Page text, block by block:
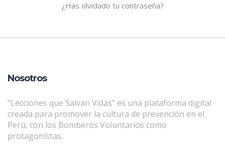
¿Has olvidado tu contraseña?
Nosotros
"Lecciones que Salvan Vidas" es una plataforma digital
creada para promover la cultura de prevención en el
Perú, con los Bomberos Voluntarios como
protagonistas.